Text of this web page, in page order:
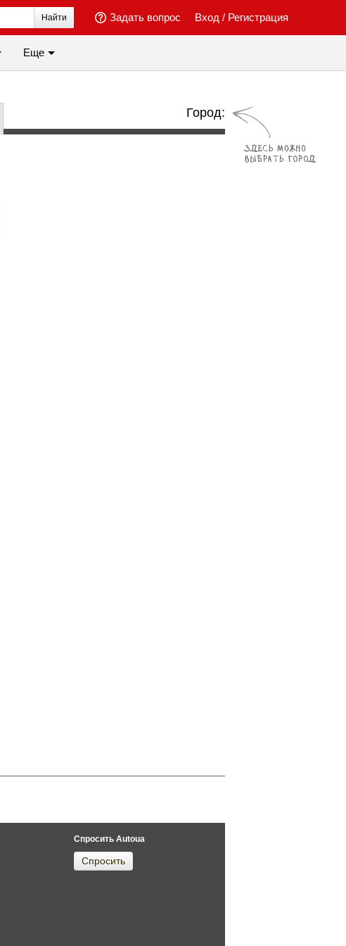
Вход / Регистрация
Задать вопрос
Найти
Еще
Город:
Спросить Autoua
Спросить